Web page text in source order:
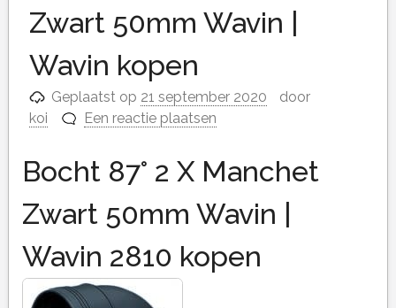
Zwart 50mm Wavin |
Wavin kopen
Geplaatst op 21 september 2020
door
koi
Een reactie plaatsen
Bocht 87° 2 X Manchet
Zwart 50mm Wavin |
Wavin 2810 kopen